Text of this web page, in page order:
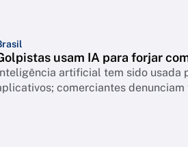
usam IA para forjar
artificial tem sido usada
comerciantes denunciam